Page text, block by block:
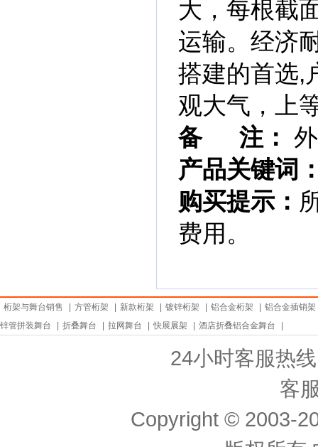
大，每根截
运输。经济
搭建的首选,
观大气，上
备 注：
产品关键词
购买提示：
费用。
桁架与舞台销售 方管桁架 新款桁架 镀锌桁架 铝合金桁架
铝合金插销架
锌管拼装舞台
折叠舞台 拉网舞台 快展展架 酒店折叠铝合金舞台
24小时客服热
客
Copyright © 2003-